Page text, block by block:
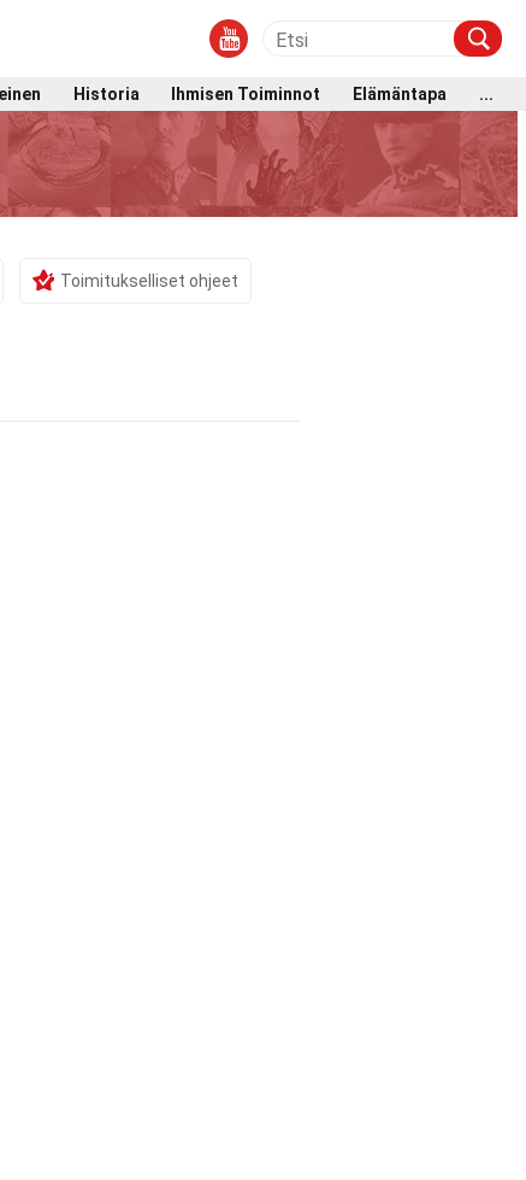
Historia Ihmisen Toiminnot Elämäntapa
...
Toimitukselliset ohjeet